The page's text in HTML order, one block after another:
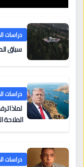
دراسات
سباق
دراسات
لماذا
الملاحة
دراسات